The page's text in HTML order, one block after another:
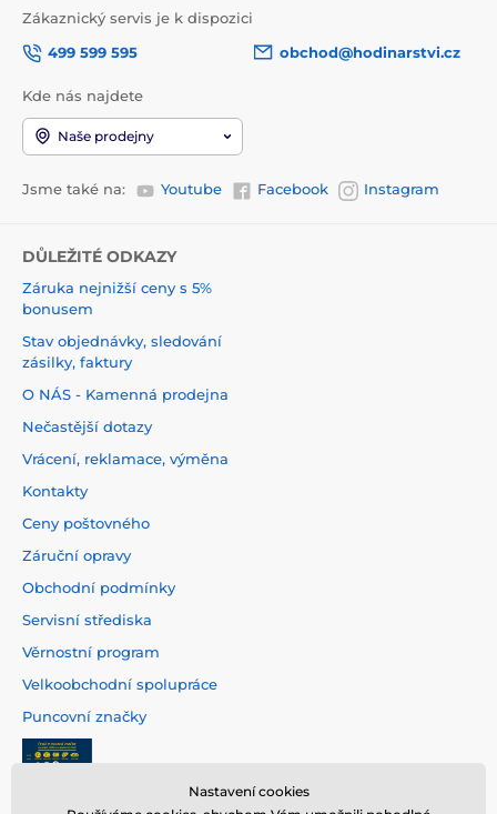
Zákaznický servis je k dispozici
499 599 595
obchod@hodinarstvi.cz
Kde nás najdete
Naše prodejny
Jsme také na: Youtube Facebook Instagram
DŮLEŽITÉ ODKAZY
Záruka nejnižší ceny s 5%
bonusem
Stav objednávky, sledování
zásilky, faktury
O NÁS - Kamenná prodejna
Nečastější dotazy
Vrácení, reklamace, výměna
Kontakty
Ceny poštovného
Záruční opravy
Obchodní podmínky
Servisní střediska
Věrnostní program
Velkoobchodní spolupráce
Puncovní značky
Nastavení cookies